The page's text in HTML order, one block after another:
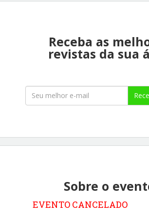
Receba as
revistas da sua
Sobre o
EVENTO CANCELADO